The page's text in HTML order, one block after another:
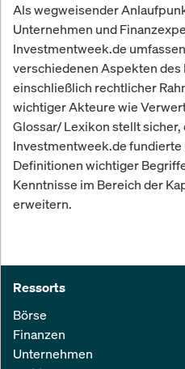
Als wegweisender
Unternehmen und
Investmentweek.de
verschiedenen Aspekten des
einschließlich rechtlicher
wichtiger Akteure wie
Glossar/ Lexikon stellt sicher,
Investmentweek.de
Definitionen wichtiger
Kenntnisse im Bereich der
erweitern.
Ressorts
Börse
Finanzen
Unternehmen